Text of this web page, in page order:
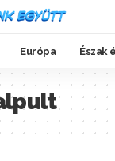
Európa Észak